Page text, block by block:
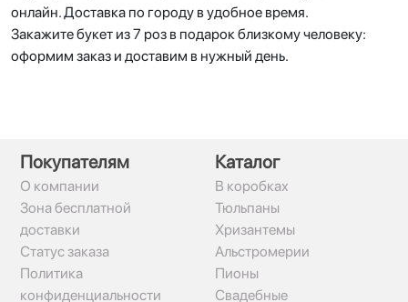
онлайн. Доставка по городу в удобное время.
Закажите букет из 7 роз в подарок близкому человеку:
оформим заказ и доставим в нужный день.
Покупателям
О компании
Зона бесплатной
доставки
Статус заказа
Политика
конфиденциальности
Каталог
В коробках
Тюльпаны
Хризантемы
Альстромерии
Пионы
Свадебные